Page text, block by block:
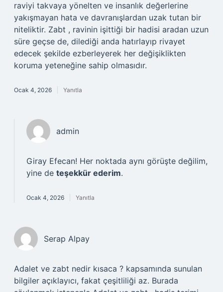
raviyi takvaya yönelten ve insanlık değerlerine
yakışmayan hata ve davranışlardan uzak tutan bir
niteliktir. Zabt , ravinin işittiği bir hadisi aradan uzun
süre geçse de, dilediği anda hatırlayıp rivayet
edecek şekilde ezberleyerek her değişiklikten
koruma yeteneğine sahip olmasıdır.
Ocak 4, 2026 Yanıtla
admin
Giray Efecan! Her noktada aynı görüşte değilim,
yine de teşekkür ederim.
Ocak 4, 2026 Yanıtla
Serap Alpay
Adalet ve zabt nedir kısaca ? kapsamında sunulan
bilgiler açıklayıcı, fakat çeşitliliği az. Burada